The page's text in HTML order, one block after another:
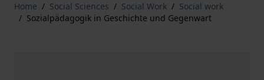
Home / Social Sciences / Social Work / Social work
/ Sozialpädagogik in Geschichte und Gegenwart